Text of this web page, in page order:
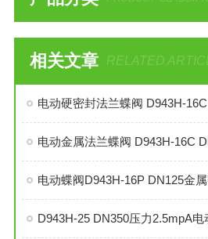
相关文章 RELATED
电动硬密封法兰蝶阀 D943H-
电动蝶阀D943H-16P DN125金
D943H-25 DN350压力2.5mpA